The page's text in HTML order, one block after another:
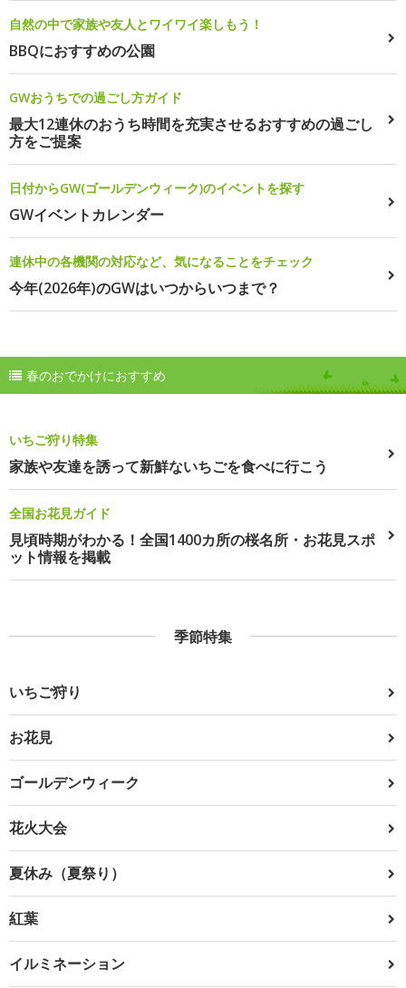
自然の中で家族や友人とワイワイ楽しもう！
BBQにおすすめの公園
GWおうちでの過ごし方ガイド
最大12連休のおうち時間を充実させるおすすめの過ごし
方をご提案
日付からGW(ゴールデンウィーク)のイベントを探す
GWイベントカレンダー
連休中の各機関の対応など、気になることをチェック
今年(2026年)のGWはいつからいつまで？
春のおでかけにおすすめ
いちご狩り特集
家族や友達を誘って新鮮ないちごを食べに行こう
全国お花見ガイド
見頃時期がわかる！全国1400カ所の桜名所・お花見スポ
ット情報を掲載
季節特集
いちご狩り
お花見
ゴールデンウィーク
花火大会
夏休み（夏祭り）
紅葉
イルミネーション